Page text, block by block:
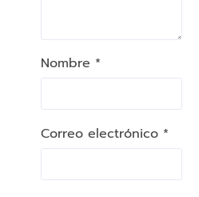
Nombre *
Correo electrónico *